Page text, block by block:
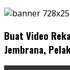
Buat Video
Jembrana,